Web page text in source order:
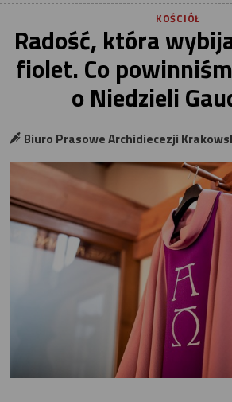
KOŚCIÓŁ
Radość, która
fiolet. Co
o Niedzieli
Biuro Prasowe Archidiecezji